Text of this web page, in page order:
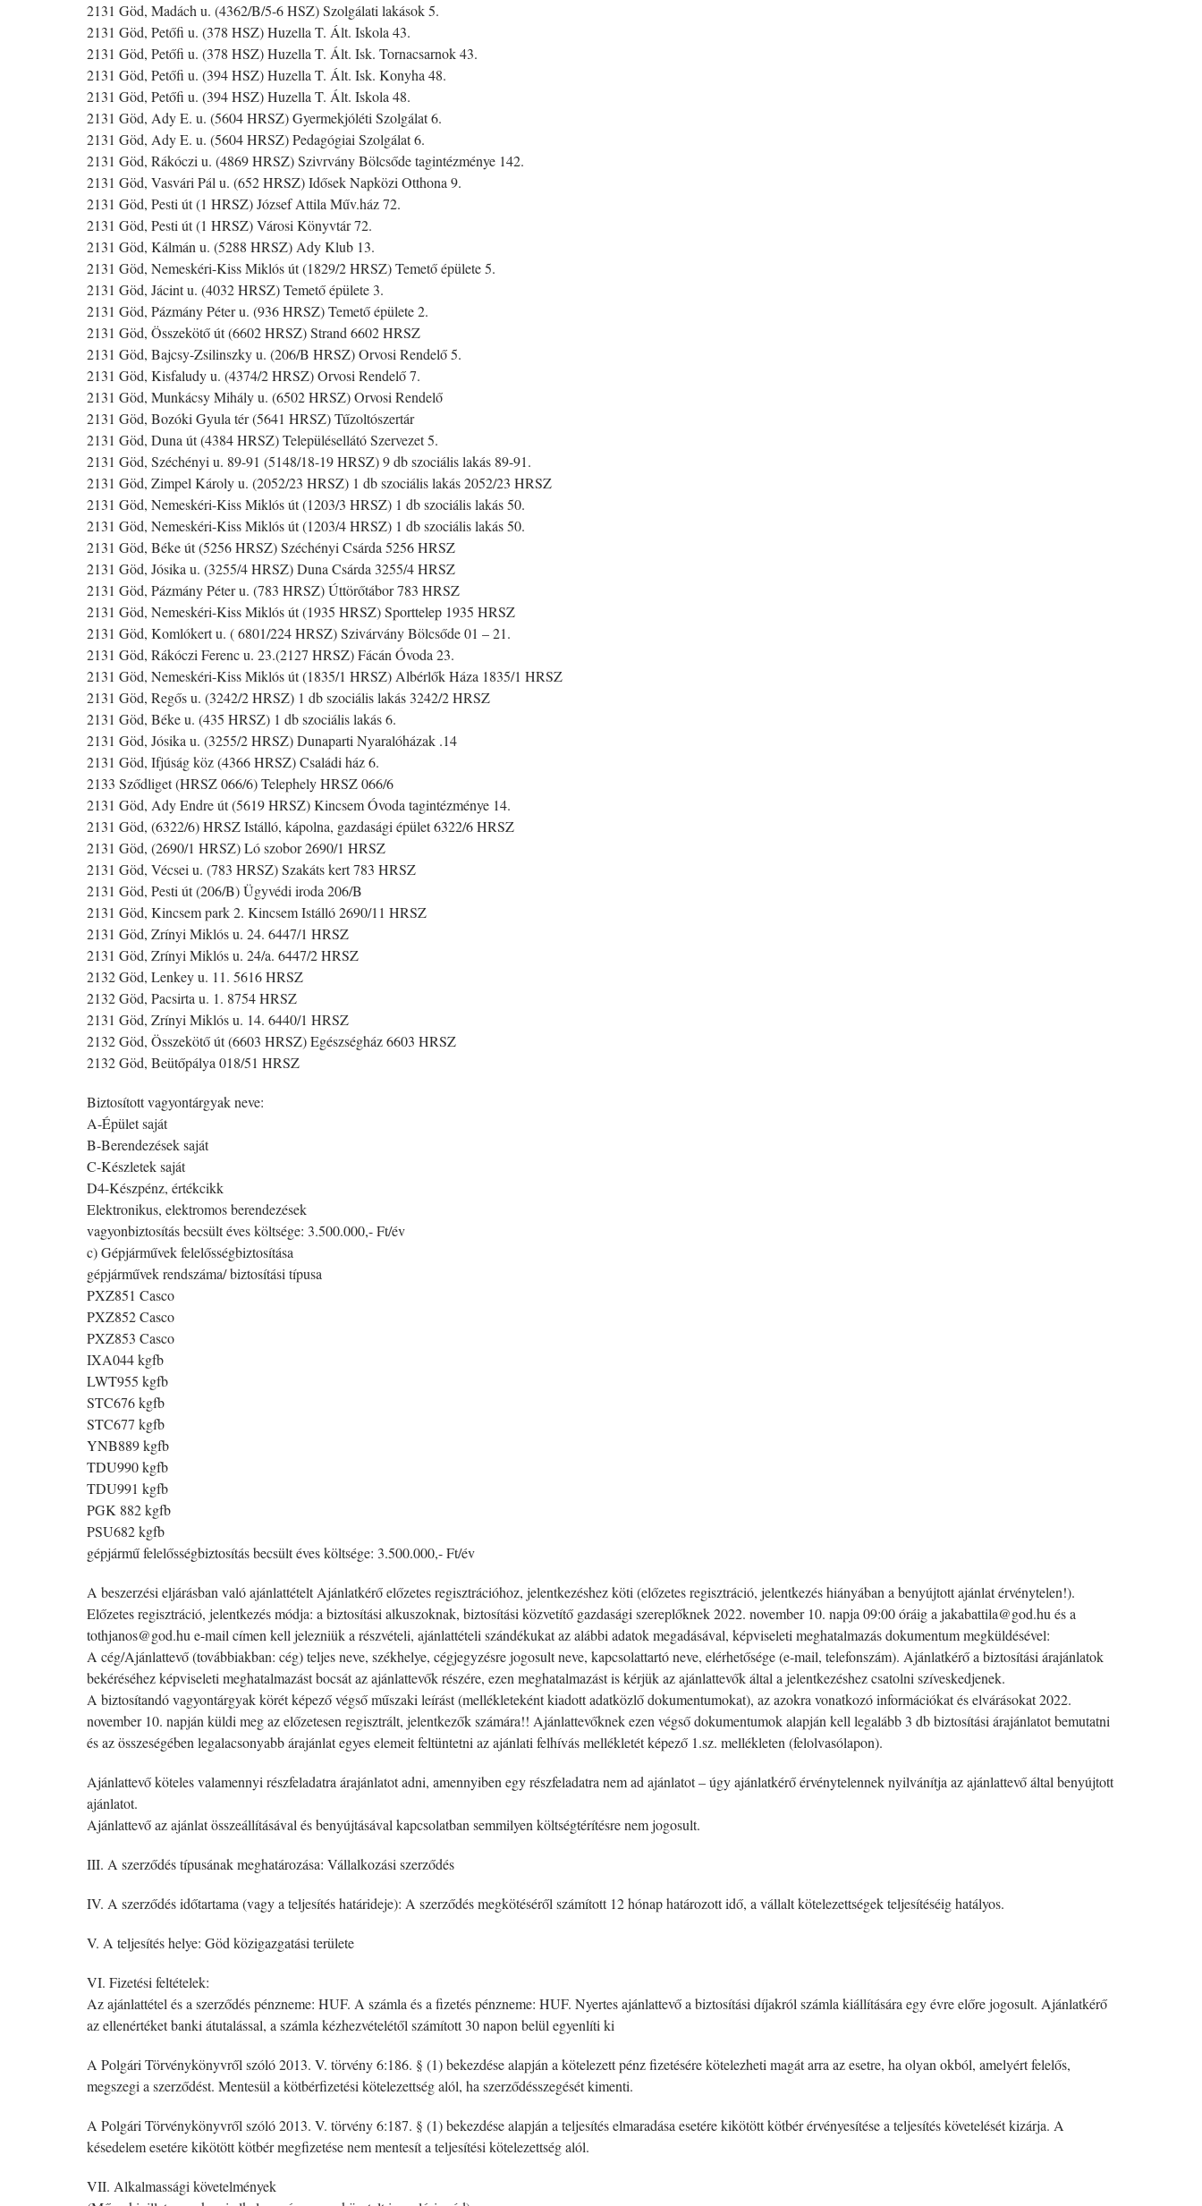
2131 Göd, Madách u. (4362/B/5-6 HSZ) Szolgálati lakások 5.
2131 Göd, Petőfi u. (378 HSZ) Huzella T. Ált. Iskola 43.
2131 Göd, Petőfi u. (378 HSZ) Huzella T. Ált. Isk. Tornacsarnok 43.
2131 Göd, Petőfi u. (394 HSZ) Huzella T. Ált. Isk. Konyha 48.
2131 Göd, Petőfi u. (394 HSZ) Huzella T. Ált. Iskola 48.
2131 Göd, Ady E. u. (5604 HRSZ) Gyermekjóléti Szolgálat 6.
2131 Göd, Ady E. u. (5604 HRSZ) Pedagógiai Szolgálat 6.
2131 Göd, Rákóczi u. (4869 HRSZ) Szivrvány Bölcsőde tagintézménye 142.
2131 Göd, Vasvári Pál u. (652 HRSZ) Idősek Napközi Otthona 9.
2131 Göd, Pesti út (1 HRSZ) József Attila Műv.ház 72.
2131 Göd, Pesti út (1 HRSZ) Városi Könyvtár 72.
2131 Göd, Kálmán u. (5288 HRSZ) Ady Klub 13.
2131 Göd, Nemeskéri-Kiss Miklós út (1829/2 HRSZ) Temető épülete 5.
2131 Göd, Jácint u. (4032 HRSZ) Temető épülete 3.
2131 Göd, Pázmány Péter u. (936 HRSZ) Temető épülete 2.
2131 Göd, Összekötő út (6602 HRSZ) Strand 6602 HRSZ
2131 Göd, Bajcsy-Zsilinszky u. (206/B HRSZ) Orvosi Rendelő 5.
2131 Göd, Kisfaludy u. (4374/2 HRSZ) Orvosi Rendelő 7.
2131 Göd, Munkácsy Mihály u. (6502 HRSZ) Orvosi Rendelő
2131 Göd, Bozóki Gyula tér (5641 HRSZ) Tűzoltószertár
2131 Göd, Duna út (4384 HRSZ) Településellátó Szervezet 5.
2131 Göd, Széchényi u. 89-91 (5148/18-19 HRSZ) 9 db szociális lakás 89-91.
2131 Göd, Zimpel Károly u. (2052/23 HRSZ) 1 db szociális lakás 2052/23 HRSZ
2131 Göd, Nemeskéri-Kiss Miklós út (1203/3 HRSZ) 1 db szociális lakás 50.
2131 Göd, Nemeskéri-Kiss Miklós út (1203/4 HRSZ) 1 db szociális lakás 50.
2131 Göd, Béke út (5256 HRSZ) Széchényi Csárda 5256 HRSZ
2131 Göd, Jósika u. (3255/4 HRSZ) Duna Csárda 3255/4 HRSZ
2131 Göd, Pázmány Péter u. (783 HRSZ) Úttörőtábor 783 HRSZ
2131 Göd, Nemeskéri-Kiss Miklós út (1935 HRSZ) Sporttelep 1935 HRSZ
2131 Göd, Komlókert u. ( 6801/224 HRSZ) Szivárvány Bölcsőde 01 – 21.
2131 Göd, Rákóczi Ferenc u. 23.(2127 HRSZ) Fácán Óvoda 23.
2131 Göd, Nemeskéri-Kiss Miklós út (1835/1 HRSZ) Albérlők Háza 1835/1 HRSZ
2131 Göd, Regős u. (3242/2 HRSZ) 1 db szociális lakás 3242/2 HRSZ
2131 Göd, Béke u. (435 HRSZ) 1 db szociális lakás 6.
2131 Göd, Jósika u. (3255/2 HRSZ) Dunaparti Nyaralóházak .14
2131 Göd, Ifjúság köz (4366 HRSZ) Családi ház 6.
2133 Sződliget (HRSZ 066/6) Telephely HRSZ 066/6
2131 Göd, Ady Endre út (5619 HRSZ) Kincsem Óvoda tagintézménye 14.
2131 Göd, (6322/6) HRSZ Istálló, kápolna, gazdasági épület 6322/6 HRSZ
2131 Göd, (2690/1 HRSZ) Ló szobor 2690/1 HRSZ
2131 Göd, Vécsei u. (783 HRSZ) Szakáts kert 783 HRSZ
2131 Göd, Pesti út (206/B) Ügyvédi iroda 206/B
2131 Göd, Kincsem park 2. Kincsem Istálló 2690/11 HRSZ
2131 Göd, Zrínyi Miklós u. 24. 6447/1 HRSZ
2131 Göd, Zrínyi Miklós u. 24/a. 6447/2 HRSZ
2132 Göd, Lenkey u. 11. 5616 HRSZ
2132 Göd, Pacsirta u. 1. 8754 HRSZ
2131 Göd, Zrínyi Miklós u. 14. 6440/1 HRSZ
2132 Göd, Összekötő út (6603 HRSZ) Egészségház 6603 HRSZ
2132 Göd, Beütőpálya 018/51 HRSZ
Biztosított vagyontárgyak neve:
A-Épület saját
B-Berendezések saját
C-Készletek saját
D4-Készpénz, értékcikk
Elektronikus, elektromos berendezések
vagyonbiztosítás becsült éves költsége: 3.500.000,- Ft/év
c) Gépjárművek felelősségbiztosítása
gépjárművek rendszáma/ biztosítási típusa
PXZ851 Casco
PXZ852 Casco
PXZ853 Casco
IXA044 kgfb
LWT955 kgfb
STC676 kgfb
STC677 kgfb
YNB889 kgfb
TDU990 kgfb
TDU991 kgfb
PGK 882 kgfb
PSU682 kgfb
gépjármű felelősségbiztosítás becsült éves költsége: 3.500.000,- Ft/év
A beszerzési eljárásban való ajánlattételt Ajánlatkérő előzetes regisztrációhoz, jelentkezéshez köti (előzetes regisztráció, jelentkezés hiányában a benyújtott ajánlat érvénytelen!).
Előzetes regisztráció, jelentkezés módja: a biztosítási alkuszoknak, biztosítási közvetítő gazdasági szereplőknek 2022. november 10. napja 09:00 óráig a jakabattila@god.hu és a
tothjanos@god.hu e-mail címen kell jelezniük a részvételi, ajánlattételi szándékukat az alábbi adatok megadásával, képviseleti meghatalmazás dokumentum megküldésével:
A cég/Ajánlattevő (továbbiakban: cég) teljes neve, székhelye, cégjegyzésre jogosult neve, kapcsolattartó neve, elérhetősége (e-mail, telefonszám). Ajánlatkérő a biztosítási árajánlatok
bekéréséhez képviseleti meghatalmazást bocsát az ajánlattevők részére, ezen meghatalmazást is kérjük az ajánlattevők által a jelentkezéshez csatolni szíveskedjenek.
A biztosítandó vagyontárgyak körét képező végső műszaki leírást (mellékleteként kiadott adatközlő dokumentumokat), az azokra vonatkozó információkat és elvárásokat 2022.
november 10. napján küldi meg az előzetesen regisztrált, jelentkezők számára!! Ajánlattevőknek ezen végső dokumentumok alapján kell legalább 3 db biztosítási árajánlatot bemutatni
és az összeségében legalacsonyabb árajánlat egyes elemeit feltüntetni az ajánlati felhívás mellékletét képező 1.sz. mellékleten (felolvasólapon).
Ajánlattevő köteles valamennyi részfeladatra árajánlatot adni, amennyiben egy részfeladatra nem ad ajánlatot – úgy ajánlatkérő érvénytelennek nyilvánítja az ajánlattevő által benyújtott
ajánlatot.
Ajánlattevő az ajánlat összeállításával és benyújtásával kapcsolatban semmilyen költségtérítésre nem jogosult.
III. A szerződés típusának meghatározása: Vállalkozási szerződés
IV. A szerződés időtartama (vagy a teljesítés határideje): A szerződés megkötéséről számított 12 hónap határozott idő, a vállalt kötelezettségek teljesítéséig hatályos.
V. A teljesítés helye: Göd közigazgatási területe
VI. Fizetési feltételek:
Az ajánlattétel és a szerződés pénzneme: HUF. A számla és a fizetés pénzneme: HUF. Nyertes ajánlattevő a biztosítási díjakról számla kiállítására egy évre előre jogosult. Ajánlatkérő
az ellenértéket banki átutalással, a számla kézhezvételétől számított 30 napon belül egyenlíti ki
A Polgári Törvénykönyvről szóló 2013. V. törvény 6:186. § (1) bekezdése alapján a kötelezett pénz fizetésére kötelezheti magát arra az esetre, ha olyan okból, amelyért felelős,
megszegi a szerződést. Mentesül a kötbérfizetési kötelezettség alól, ha szerződésszegését kimenti.
A Polgári Törvénykönyvről szóló 2013. V. törvény 6:187. § (1) bekezdése alapján a teljesítés elmaradása esetére kikötött kötbér érvényesítése a teljesítés követelését kizárja. A
késedelem esetére kikötött kötbér megfizetése nem mentesít a teljesítési kötelezettség alól.
VII. Alkalmassági követelmények